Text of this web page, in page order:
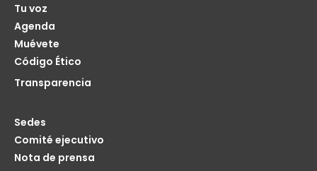
Tu voz
Agenda
Muévete
Código Ético
Transparencia
Sedes
Comité ejecutivo
Nota de prensa